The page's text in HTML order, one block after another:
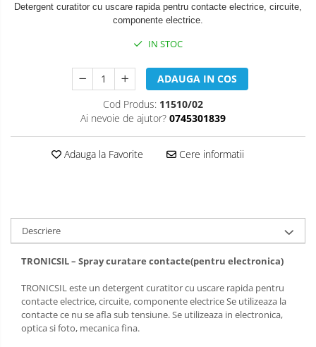
Detergent curatitor cu uscare rapida pentru contacte electrice, circuite,
componente electrice.
IN STOC
ADAUGA IN COS
Cod Produs: 11510/02
Ai nevoie de ajutor? 0745301839
Adauga la Favorite Cere informatii
Descriere
TRONICSIL – Spray curatare contacte(pentru electronica)
TRONICSIL este un detergent curatitor cu uscare rapida pentru
contacte electrice, circuite, componente electrice Se utilizeaza la
contacte ce nu se afla sub tensiune. Se utilizeaza in electronica,
optica si foto, mecanica fina.